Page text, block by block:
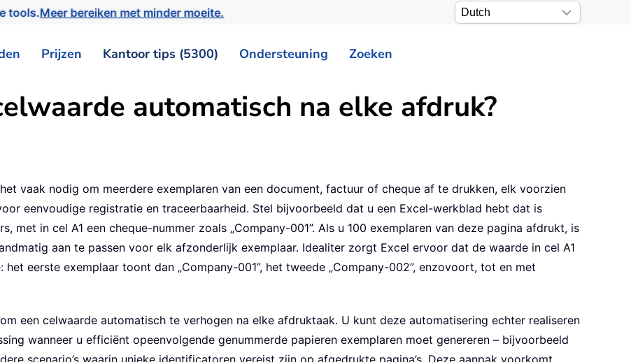
tools.Meer bereiken met minder moeite.
Prijzen Kantoor tips (5300) Ondersteuning Zoeken
automatisch na elke afdruk?
vaak nodig om meerdere exemplaren van een document, factuur of cheque af te drukken, elk voorzien
eenvoudige registratie en traceerbaarheid. Stel bijvoorbeeld dat u een Excel-werkblad hebt dat is
met in cel A1 een cheque-nummer zoals „Company-001”. Als u 100 exemplaren van deze pagina afdrukt, is
aan te passen voor elk afzonderlijk exemplaar. Idealiter zorgt Excel ervoor dat de waarde in cel A1
eerste exemplaar toont dan „Company-001”, het tweede „Company-002”, enzovoort, tot en met
een celwaarde automatisch te verhogen na elke afdruktaak. U kunt deze automatisering echter realiseren
wanneer u efficiënt opeenvolgende genummerde papieren exemplaren moet genereren – bijvoorbeeld